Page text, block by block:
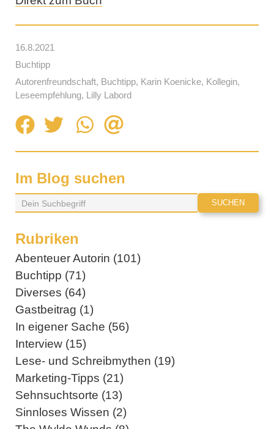
16.8.2021
Buchtipp
Autorenfreundschaft, Buchtipp, Karin Koenicke, Kollegin,
Leseempfehlung, Lilly Labord
Im Blog suchen
Rubriken
Abenteuer Autorin (101)
Buchtipp (71)
Diverses (64)
Gastbeitrag (1)
In eigener Sache (56)
Interview (15)
Lese- und Schreibmythen (19)
Marketing-Tipps (21)
Sehnsuchtsorte (13)
Sinnloses Wissen (2)